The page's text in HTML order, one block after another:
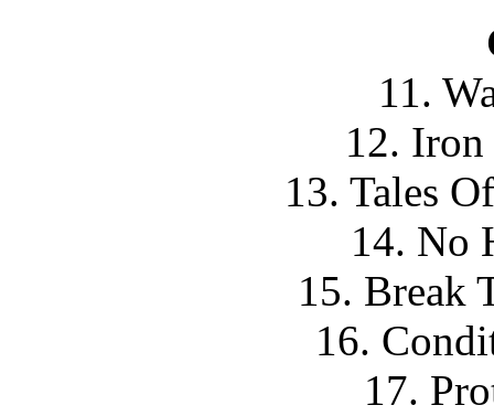
11.
12.
13. Tales
14. No
15. Break
16.
17.